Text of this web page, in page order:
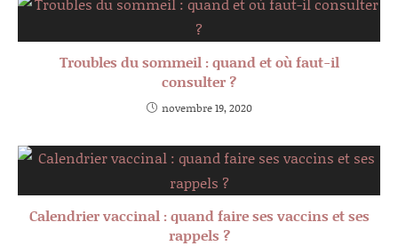
Troubles du sommeil : quand et où faut-il
consulter ?
novembre 19, 2020
Calendrier vaccinal : quand faire ses vaccins et ses
rappels ?